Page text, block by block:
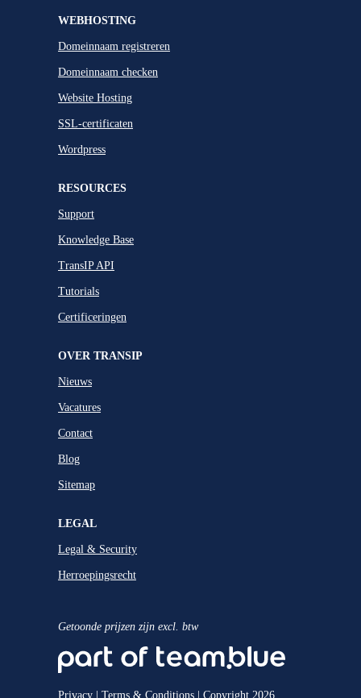
WEBHOSTING
Domeinnaam registreren
Domeinnaam checken
Website Hosting
SSL-certificaten
Wordpress
RESOURCES
Support
Knowledge Base
TransIP API
Tutorials
Certificeringen
OVER TRANSIP
Nieuws
Vacatures
Contact
Blog
Sitemap
LEGAL
Legal & Security
Herroepingsrecht
Getoonde prijzen zijn excl. btw
Privacy | Terms & Conditions | Copyright 2026